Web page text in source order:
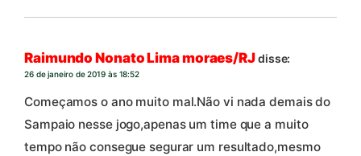
Raimundo Nonato Lima moraes/RJdisse:
26 de janeiro de 2019 às 18:52
Começamos o ano muito mal.Não vi nada demais do
Sampaio nesse jogo,apenas um time que a muito
tempo não consegue segurar um resultado,mesmo